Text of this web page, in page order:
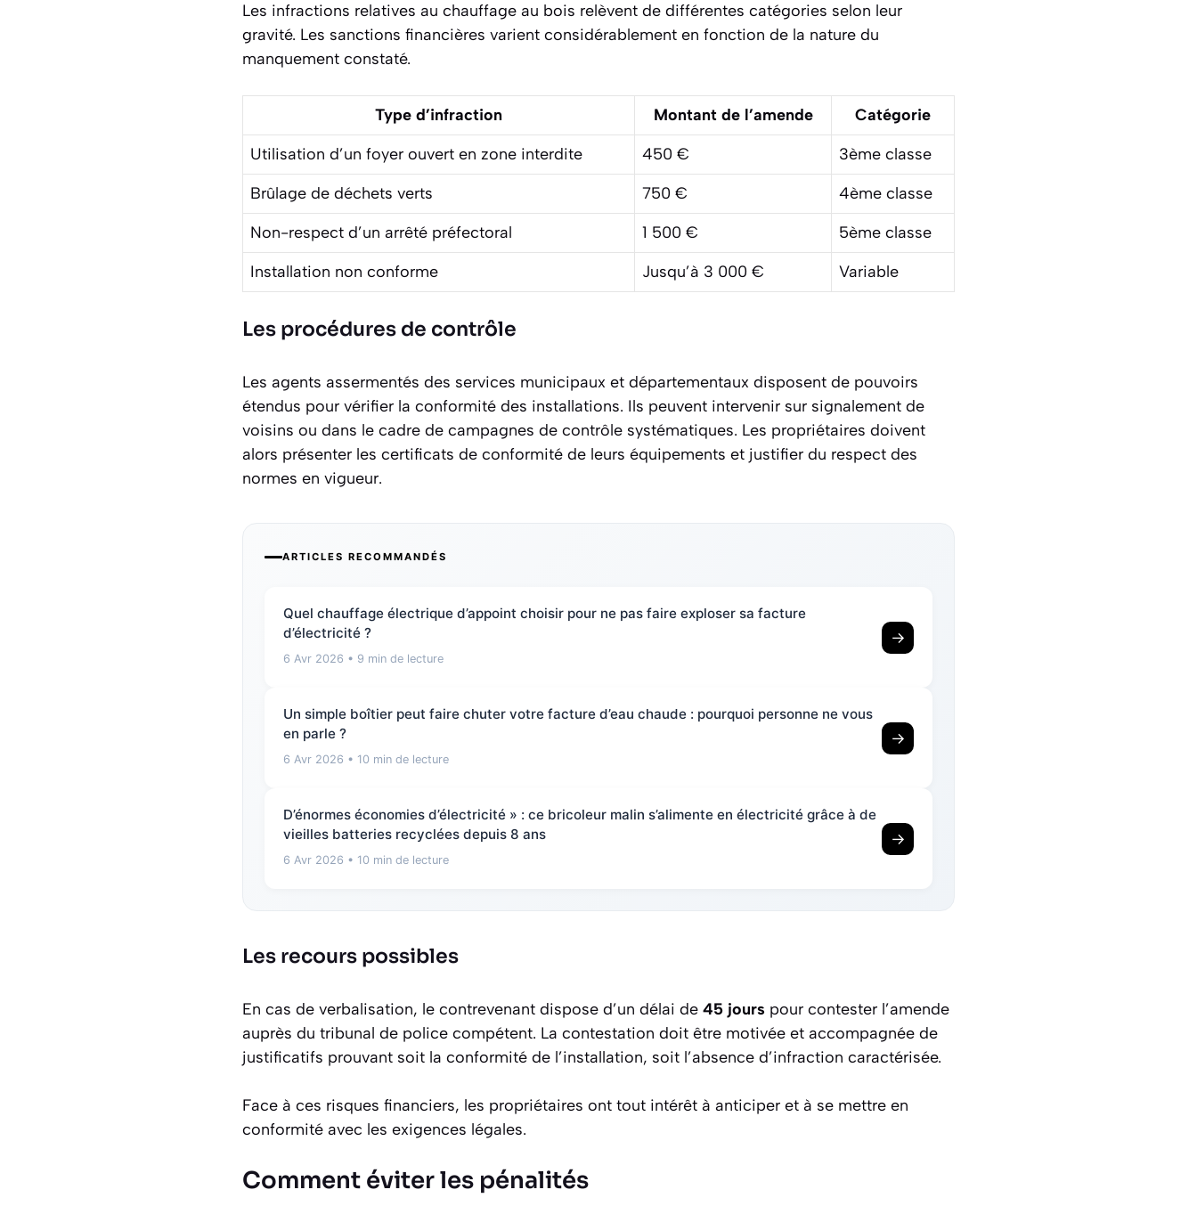
Les infractions relatives au chauffage au bois relèvent de différentes catégories selon leur
gravité. Les sanctions financières varient considérablement en fonction de la nature du
manquement constaté.
Type d’infraction Montant de l’amende
Catégorie
Utilisation d’un foyer ouvert en zone interdite
450 €
3ème classe
Brûlage de déchets verts
750 €
4ème classe
Non-respect d’un arrêté préfectoral
1 500 €
5ème classe
Installation non conforme
Jusqu’à 3 000 € Variable
Les procédures de contrôle
Les agents assermentés des services municipaux et départementaux disposent de pouvoirs
étendus pour vérifier la conformité des installations. Ils peuvent intervenir sur signalement de
voisins ou dans le cadre de campagnes de contrôle systématiques. Les propriétaires doivent
alors présenter les certificats de conformité de leurs équipements et justifier du respect des
normes en vigueur.
ARTICLES RECOMMANDÉS
Quel chauffage électrique d’appoint choisir pour ne pas faire exploser sa facture
d’électricité ?
6 Avr 2026 • 9 min de lecture
→
Un simple boîtier peut faire chuter votre facture d’eau chaude : pourquoi personne ne vous
en parle ?
6 Avr 2026 • 10 min de lecture
→
D’énormes économies d’électricité » : ce bricoleur malin s’alimente en électricité grâce à de
vieilles batteries recyclées depuis 8 ans
6 Avr 2026 • 10 min de lecture
→
Les recours possibles
En cas de verbalisation, le contrevenant dispose d’un délai de 45 jours pour contester l’amende
auprès du tribunal de police compétent. La contestation doit être motivée et accompagnée de
justificatifs prouvant soit la conformité de l’installation, soit l’absence d’infraction caractérisée.
Face à ces risques financiers, les propriétaires ont tout intérêt à anticiper et à se mettre en
conformité avec les exigences légales.
Comment éviter les pénalités